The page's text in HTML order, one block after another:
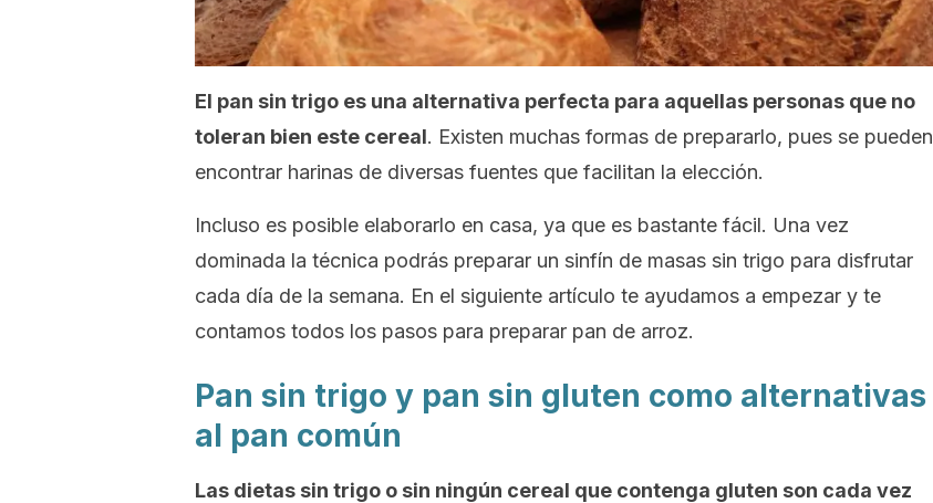
El pan sin trigo es una alternativa perfecta para aquellas personas que no
toleran bien este cereal. Existen muchas formas de prepararlo, pues se pueden
encontrar harinas de diversas fuentes que facilitan la elección.
Incluso es posible elaborarlo en casa, ya que es bastante fácil. Una vez
dominada la técnica podrás preparar un sinfín de masas sin trigo para disfrutar
cada día de la semana. En el siguiente artículo te ayudamos a empezar y te
contamos todos los pasos para preparar pan de arroz.
Pan sin trigo y pan sin gluten como alternativas
al pan común
Las dietas sin trigo o sin ningún cereal que contenga gluten son cada vez